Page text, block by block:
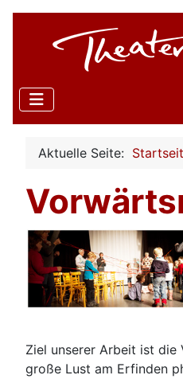
Aktuelle Seite:
Ziel unserer Arbeit ist die
große Lust am Erfinden